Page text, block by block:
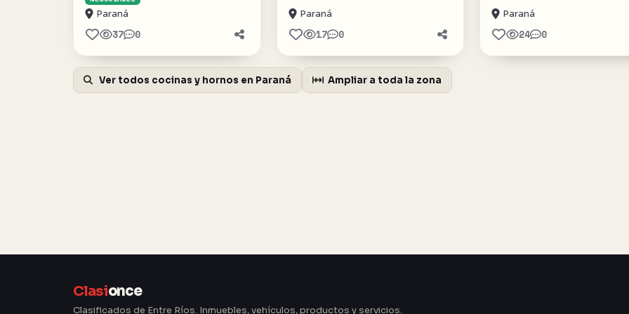
Paraná
37 0
Paraná
17 0
Paraná
24 0
Ver todos cocinas y hornos en Paraná Ampliar a toda la zona
Clasionce
Clasificados de Entre Ríos. Inmuebles, vehículos, productos y servicios.